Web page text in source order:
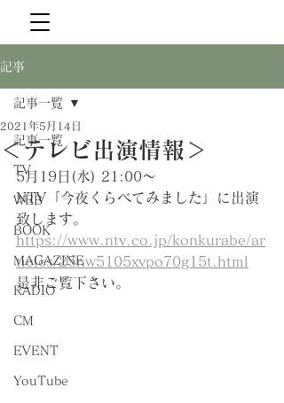
記事
記事一覧
TV
WEB
BOOK
MAGAZINE
RADIO
CM
EVENT
YouTube
記事一覧
＜テレビ出演情報＞
2021年5月14日
5月19日(水) 21:00〜
NTV「今夜くらべてみました」に出演
致します。
https://www.ntv.co.jp/konkurabe/ar
ticles/25nw5105xvpo70g15t.html
是非ご覧下さい。